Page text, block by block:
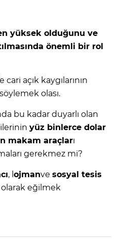
yüksek olduğunu ve
önemli bir rol
açık kaygılarının
olası.
bu kadar duyarlı olan
yüz binlerce dolar
makam araçları
gerekmez mi?
, l ojmanve sosyal tesis
eğilmek